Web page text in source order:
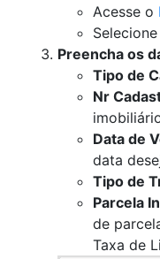
Acesse o
Preencha os
Tipo de
Nr
Data de
data
Tipo de
Parcela
de
Taxa de